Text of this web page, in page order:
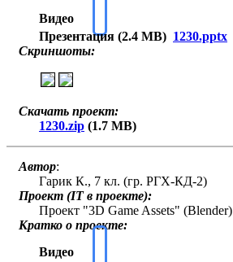
Видео
Презентация (2.4 MB) 1230.pptx
Скриншоты:
Скачать проект:
1230.zip (1.7 MB)
Автор:
Гарик К., 7 кл. (гр. РГХ-КД-2)
Проект (IT в проекте):
Проект "3D Game Assets" (Blender)
Кратко о проекте:
Видео